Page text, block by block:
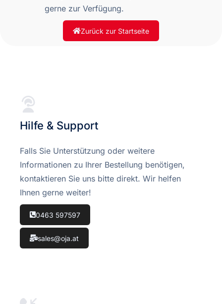
gerne zur Verfügung.
Zurück zur Startseite
Hilfe & Support
Falls Sie Unterstützung oder weitere
Informationen zu Ihrer Bestellung benötigen,
kontaktieren Sie uns bitte direkt. Wir helfen
Ihnen gerne weiter!
0463 597597
sales@oja.at